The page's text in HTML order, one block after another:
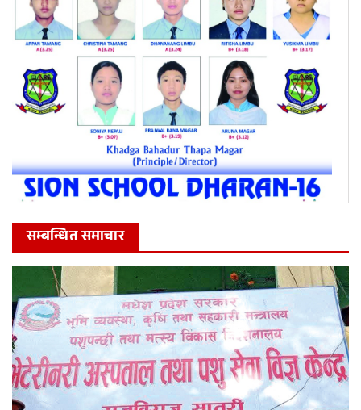
सम्बन्धित समाचार